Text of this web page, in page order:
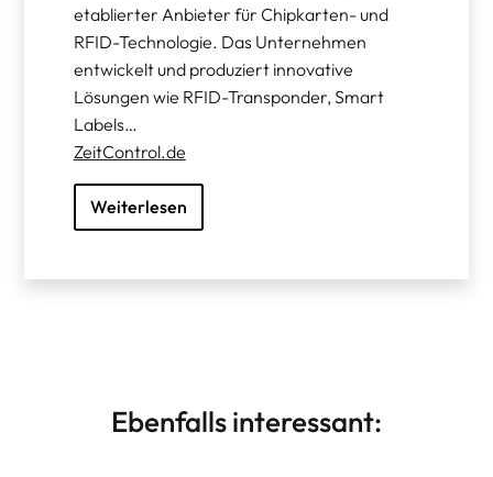
etablierter Anbieter für Chipkarten- und
RFID-Technologie. Das Unternehmen
entwickelt und produziert innovative
Lösungen wie RFID-Transponder, Smart
Labels…
ZeitControl.de
Weiterlesen
Ebenfalls interessant: